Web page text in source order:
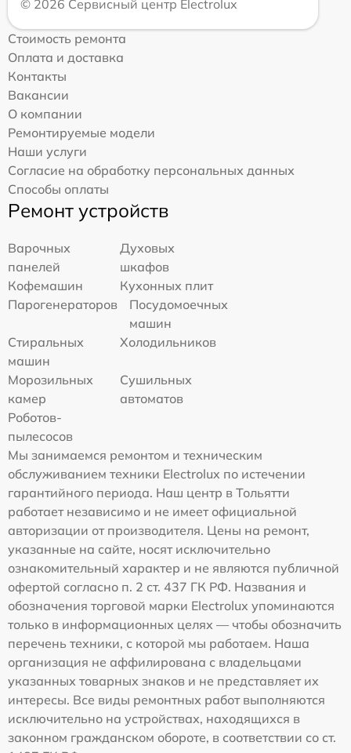
© 2026 Сервисный центр Electrolux
Стоимость ремонта
Оплата и доставка
Контакты
Вакансии
О компании
Ремонтируемые модели
Наши услуги
Согласие на обработку персональных данных
Способы оплаты
Ремонт устройств
Варочных
панелей
Духовых
шкафов
Кофемашин
Кухонных плит
Парогенераторов
Посудомоечных
машин
Стиральных
машин
Холодильников
Морозильных
камер
Сушильных
автоматов
Роботов-
пылесосов
Мы занимаемся ремонтом и техническим
обслуживанием техники Electrolux по истечении
гарантийного периода. Наш центр в Тольятти
работает независимо и не имеет официальной
авторизации от производителя. Цены на ремонт,
указанные на сайте, носят исключительно
ознакомительный характер и не являются публичной
офертой согласно п. 2 ст. 437 ГК РФ. Названия и
обозначения торговой марки Electrolux упоминаются
только в информационных целях — чтобы обозначить
перечень техники, с которой мы работаем. Наша
организация не аффилирована с владельцами
указанных товарных знаков и не представляет их
интересы. Все виды ремонтных работ выполняются
исключительно на устройствах, находящихся в
законном гражданском обороте, в соответствии со ст.